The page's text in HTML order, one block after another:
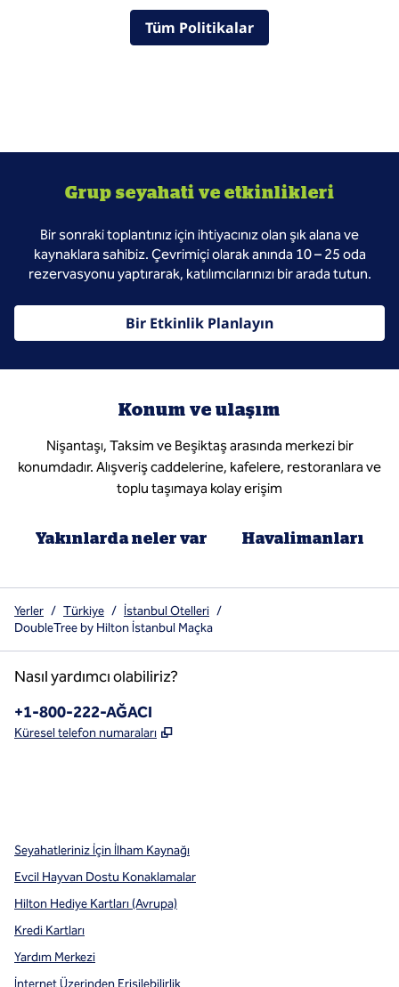
Tüm Politikalar
Grup seyahati ve etkinlikleri
Bir sonraki toplantınız için ihtiyacınız olan şık alana ve
kaynaklara sahibiz. Çevrimiçi olarak anında 10 – 25 oda
rezervasyonu yaptırarak, katılımcılarınızı bir arada tutun.
Bir Etkinlik Planlayın
Konum ve ulaşım
Nişantaşı, Taksim ve Beşiktaş arasında merkezi bir
konumdadır. Alışveriş caddelerine, kafelere, restoranlara ve
toplu taşımaya kolay erişim
Yakınlarda neler var Havalimanları
Yerler / Türkiye / İstanbul Otelleri /
DoubleTree by Hilton İstanbul Maçka
Nasıl yardımcı olabiliriz?
Telefon:
+1-800-222-AĞACI
Küresel telefon numaraları ,
Seyahatleriniz İçin İlham Kaynağı
Evcil Hayvan Dostu Konaklamalar
Hilton Hediye Kartları (Avrupa)
Kredi Kartları
Yardım Merkezi
İnternet Üzerinden Erişilebilirlik